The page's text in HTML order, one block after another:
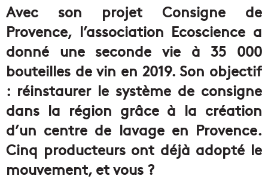
Avec son projet Consigne de
Provence, l’association Ecoscience a
donné une seconde vie à 35 000
bouteilles de vin en 2019. Son objectif
: réinstaurer le système de consigne
dans la région grâce à la création
d’un centre de lavage en Provence.
Cinq producteurs ont déjà adopté le
mouvement, et vous ?